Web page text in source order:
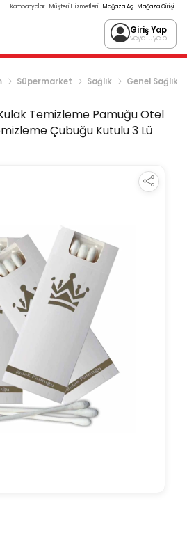
Kampanyalar Müşteri Hizmetleri Mağaza Aç Mağaza Girişi
Giriş Yap
veya üye ol
Süpermarket Sağlık Genel Sağlık
Temizleme Pamuğu Otel
Çubuğu Kutulu 3 Lü